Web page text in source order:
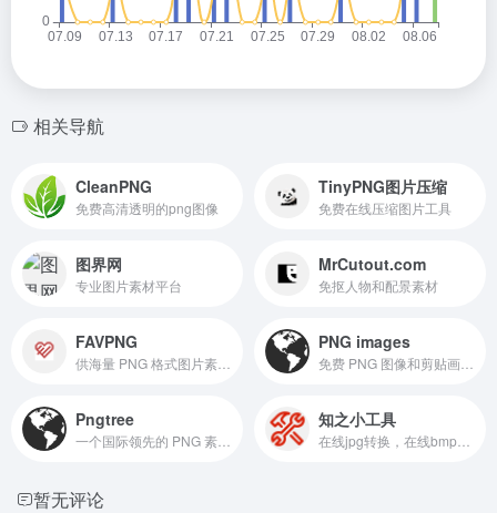
相关导航
CleanPNG
免费高清透明的png图像
TinyPNG图片压缩
免费在线压缩图片工具
图界网
专业图片素材平台
MrCutout.com
免抠人物和配景素材
FAVPNG PNG images
Pngtree 知之小工具
暂无评论